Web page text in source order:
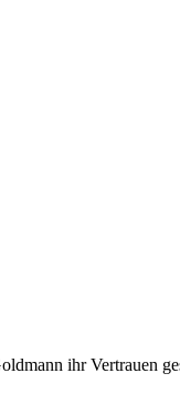
ihr Vertrauen